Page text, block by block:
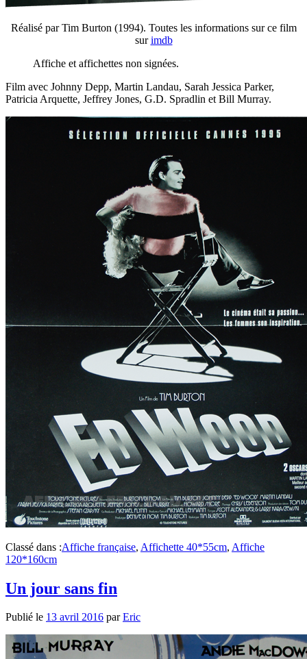
Réalisé par Tim Burton (1994). Toutes les informations sur ce film
surimdb
Affiche et affichettes non signées.
Film avec Johnny Depp, Martin Landau, Sarah Jessica Parker,
Patricia Arquette, Jeffrey Jones, G.D. Spradlin et Bill Murray.
Classé dans :Affiche française, Affichette 40*55cm, Affiche
120*160cm
Un jour sans fin
Publié le 13 avril 2016 parEric